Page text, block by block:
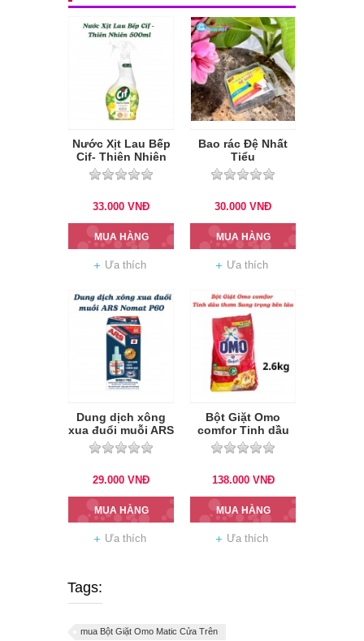
Nước Xịt Lau Bếp
Cif- Thiên Nhiên
500ml
33.000 VNĐ
MUA HÀNG
Ưa thích
Bao rác Đệ Nhất
Tiểu
30.000 VNĐ
MUA HÀNG
Ưa thích
Dung dịch xông
xua đuổi muỗi ARS
Nomat P60 (refill)
29.000 VNĐ
MUA HÀNG
Ưa thích
Bột Giặt Omo
comfor Tinh dầu
thơm Sang trọng
bền lâu 2.6kg
138.000 VNĐ
MUA HÀNG
Ưa thích
Tags:
mua Bột Giặt Omo Matic Cửa Trên